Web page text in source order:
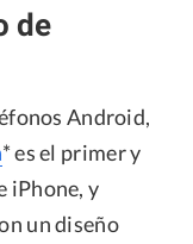
de
Android,
* es el primer y
iPhone, y
un diseño